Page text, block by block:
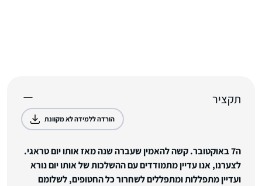
תקציר
הורדה ללמידה לא מקוונת
ה7 באוקטובר. קשה להאמין שעברה שנה מאז אותו יום טראגי.
לצערנו, אנו עדיין מתמודדים עם ההשלכות של אותו יום נורא
ועדיין מתפללות ומתפללים לשחרור כל החטופים, לשלומם